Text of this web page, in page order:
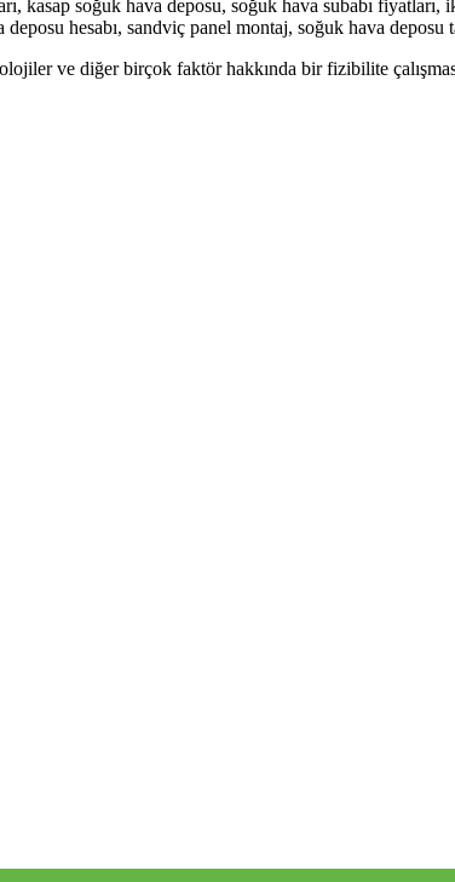
kasap soğuk hava deposu, soğuk hava subabı fiyatları,
hesabı, sandviç panel montaj, soğuk hava
ve diğer birçok faktör hakkında bir fizibilite